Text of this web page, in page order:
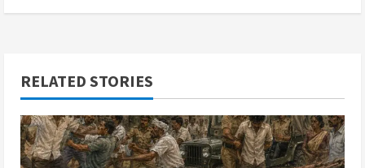
RELATED STORIES